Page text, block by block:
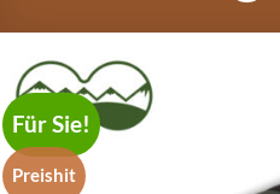
Für Sie!
Preishit